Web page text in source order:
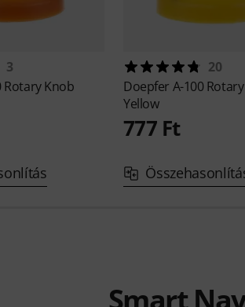
3
Rotary Knob
20
Doepfer A-100
Yellow
777 Ft